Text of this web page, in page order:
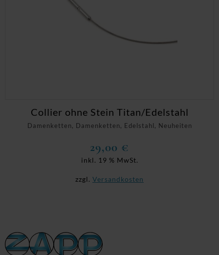
Damenketten, Damenketten, Edelstahl, Neuheiten
Collier ohne Stein Titan/Edelstahl
29,00 €
inkl. 19 % MwSt.
zzgl. Versandkosten